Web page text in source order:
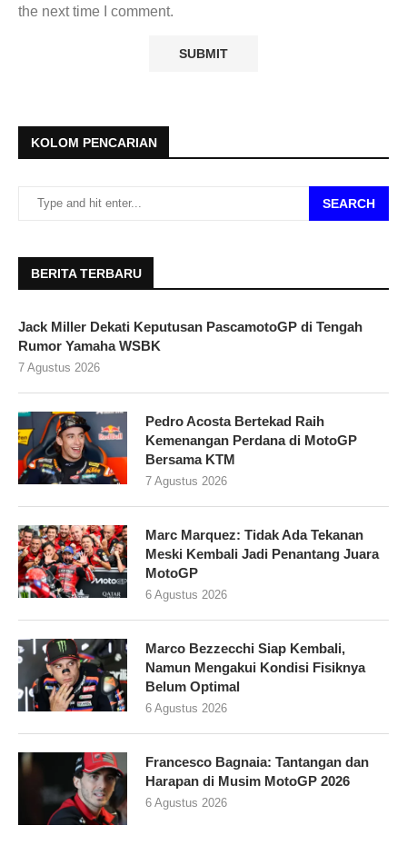
the next time I comment.
KOLOM PENCARIAN
SEARCH
BERITA TERBARU
Jack Miller Dekati Keputusan PascamotoGP di Tengah
Rumor Yamaha WSBK
7 Agustus 2026
Pedro Acosta Bertekad Raih
Kemenangan Perdana di MotoGP
Bersama KTM
7 Agustus 2026
Marc Marquez: Tidak Ada Tekanan
Meski Kembali Jadi Penantang Juara
MotoGP
6 Agustus 2026
Marco Bezzecchi Siap Kembali,
Namun Mengakui Kondisi Fisiknya
Belum Optimal
6 Agustus 2026
Francesco Bagnaia: Tantangan dan
Harapan di Musim MotoGP 2026
6 Agustus 2026